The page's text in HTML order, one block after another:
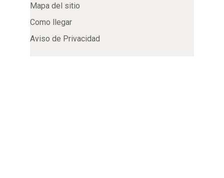
Mapa del sitio
Como llegar
Aviso de Privacidad